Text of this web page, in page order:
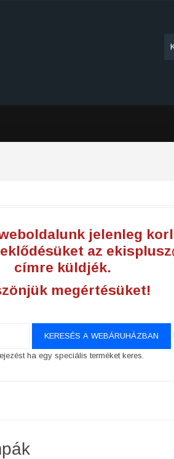
jelenleg
az
címre küldjék.
megértésüket!
ha egy speciális terméket keres.